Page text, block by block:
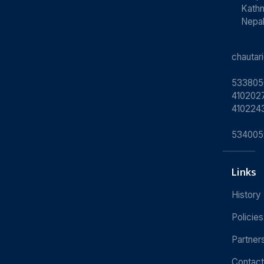
Nepal
Links
History
Policies